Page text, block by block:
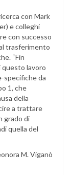
con Mark
e colleghi
con successo
trasferimento
“Fin
questo lavoro
specifiche da
1, che
della
a trattare
grado di
quella del
M. Viganò